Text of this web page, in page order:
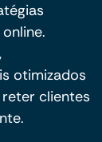
otimizados
clientes